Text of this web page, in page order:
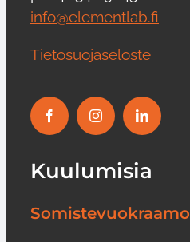
info@elementlab.fi
Tietosuojaseloste
Kuulumisia